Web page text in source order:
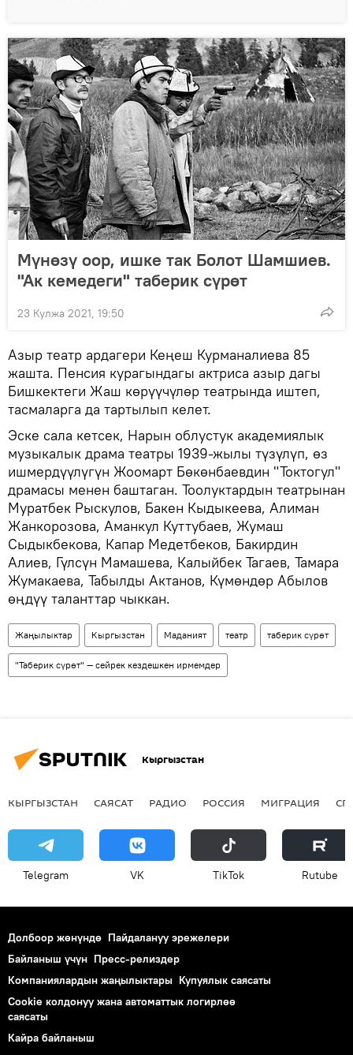
Мүнөзү оор, ишке так Болот Шамшиев.
"Ак кемедеги" таберик сүрөт
23 Кулжа 2021, 19:50
Азыр театр ардагери Кеңеш Курманалиева 85
жашта. Пенсия курагындагы актриса азыр дагы
Бишкектеги Жаш көрүүчүлөр театрында иштеп,
тасмаларга да тартылып келет.
Эске сала кетсек, Нарын облустук академиялык
музыкалык драма театры 1939-жылы түзүлүп, өз
ишмердүүлүгүн Жоомарт Бөкөнбаевдин "Токтогул"
драмасы менен баштаган. Тоолуктардын театрынан
Муратбек Рыскулов, Бакен Кыдыкеева, Алиман
Жанкорозова, Аманкул Куттубаев, Жумаш
Сыдыкбекова, Капар Медетбеков, Бакирдин
Алиев, Гүлсүн Мамашева, Калыйбек Тагаев, Тамара
Жумакаева, Табылды Актанов, Күмөндөр Абылов
өңдүү таланттар чыккан.
Жаңылыктар Кыргызстан Маданият театр таберик сүрөт
"Таберик сүрөт" — сейрек кездешкен ирмемдер
Кыргызстан
КЫРГЫЗСТАН САЯСАТ РАДИО РОССИЯ МИГРАЦИЯ
Telegram VK ТikТоk Rutube
Долбоор жөнүндө Пайдалануу эрежелери
Байланыш үчүн Пресс-релиздер
Компаниялардын жаңылыктары Купуялык саясаты
Cookie колдонуу жана автоматтык логирлөө
саясаты
Кайра байланыш